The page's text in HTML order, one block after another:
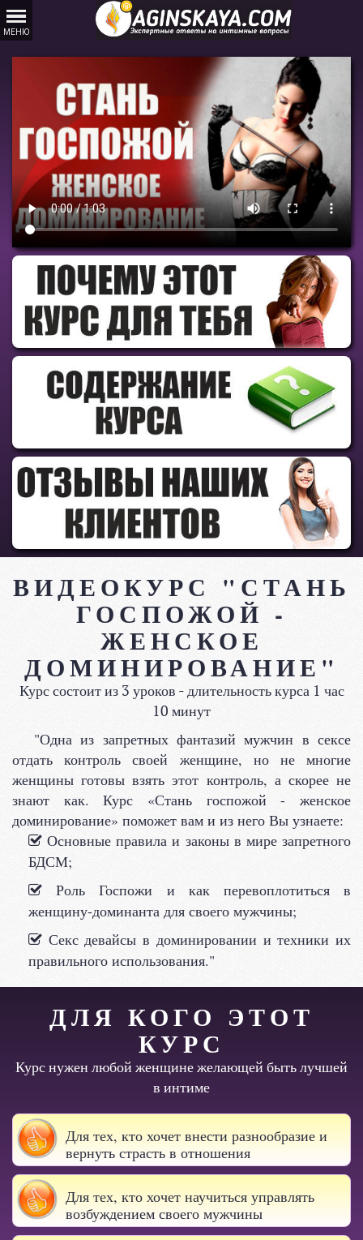
ВИДЕОКУРС "СТАНЬ
ГОСПОЖОЙ -
ЖЕНСКОЕ
ДОМИНИРОВАНИЕ"
Курс состоит из 3 уроков - длительность курса 1 час
10 минут
"Одна из запретных фантазий мужчин в сексе
отдать контроль своей женщине, но не многие
женщины готовы взять этот контроль, а скорее не
знают как. Курс «Стань госпожой - женское
доминирование» поможет вам и из него Вы узнаете:
Основные правила и законы в мире запретного
БДСМ;
Роль Госпожи и как перевоплотиться в
женщину-доминанта для своего мужчины;
Секс девайсы в доминировании и техники их
правильного использования."
ДЛЯ КОГО ЭТОТ
КУРС
Курс нужен любой женщине желающей быть лучшей
в интиме
Для тех, кто хочет внести разнообразие и
вернуть страсть в отношения
Для тех, кто хочет научиться управлять
возбуждением своего мужчины